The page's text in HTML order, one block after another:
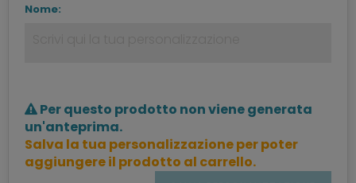
Nome:
Per questo prodotto non viene generata
un'anteprima.
Salva la tua personalizzazione per poter
aggiungere il prodotto al carrello.